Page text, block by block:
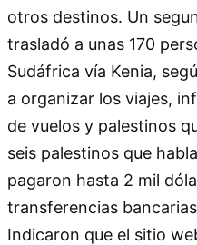
otros destinos. Un
trasladó a unas 170
Sudáfrica vía Kenia,
a organizar los viajes,
de vuelos y palestinos
seis palestinos que
pagaron hasta 2 mil
transferencias
Indicaron que el sitio